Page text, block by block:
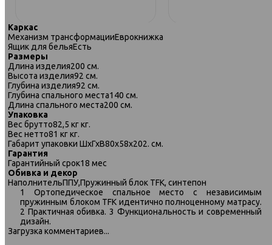
353 диван-кровать 3ек 1398
темно-серый
353 диван-кровать 3ек
горчичный (Bergen New
Каркас
Механизм трансформацииЕврокнижка
Ящик для бельяЕсть
Размеры
Длина изделия200 см.
Высота изделия92 см.
Глубина изделия92 см.
Глубина спального места140 см.
Длина спального места200 см.
Упаковка
Вес брутто82,5 кг кг.
Вес нетто81 кг кг.
Габарит упаковки ШхГхВ80х58х202. см.
Гарантия
Гарантийный срок18 мес
Обивка и декор
НаполнительППУ,Пружинный блок TFK, синтепон
1 Ортопедическое спальное место с независимым
пружинным блоком TFK идентично полноценному матрасу.
2 Практичная обивка. 3 Функциональность и современный
дизайн.
Загрузка комментариев...